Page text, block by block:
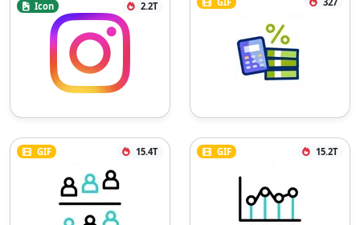
Icon 2.2T
GIF 15.4T GIF 15.2T